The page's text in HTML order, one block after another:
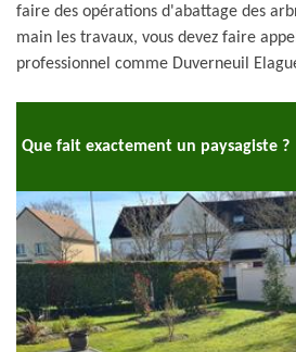
faire des opérations d'abattage des
main les travaux, vous devez faire
professionnel comme Duverneuil
Que fait exactement un paysagiste ?